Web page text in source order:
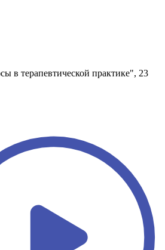
в терапевтической практике", 23